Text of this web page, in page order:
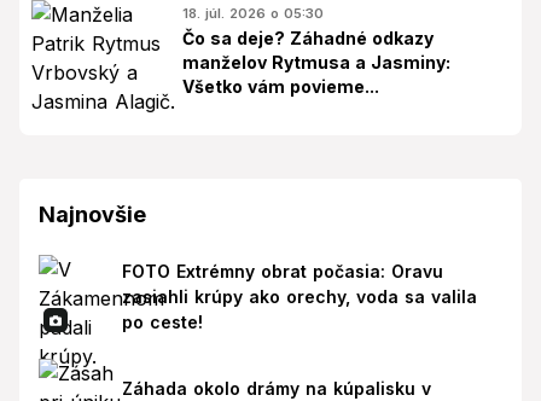
18. júl. 2026 o 05:30
Čo sa deje? Záhadné odkazy
manželov Rytmusa a Jasminy:
Všetko vám povieme...
Najnovšie
FOTO Extrémny obrat počasia: Oravu
zasiahli krúpy ako orechy, voda sa valila
po ceste!
Záhada okolo drámy na kúpalisku v